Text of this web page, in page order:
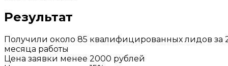
Результат
Получили около 85 квалифицированных лидов за
месяца работы
Цена заявки менее 2000 рублей